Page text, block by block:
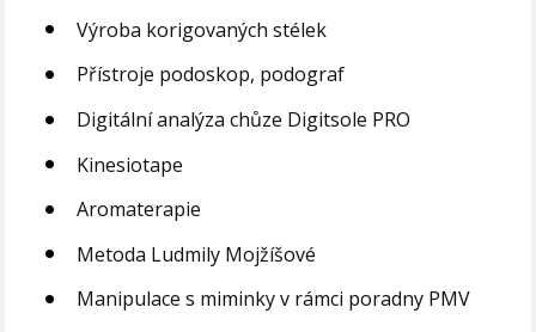
Výroba korigovaných stélek
Přístroje podoskop, podograf
Digitální analýza chůze Digitsole PRO
Kinesiotape
Aromaterapie
Metoda Ludmily Mojžíšové
Manipulace s miminky v rámci poradny PMV